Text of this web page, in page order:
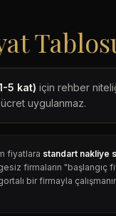
5 kat) için rehber
uygulanmaz.
fiyatlara standart nakliye
firmaların "başlangıç
bir firmayla çalışmanın